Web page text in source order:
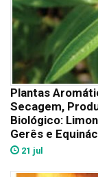
Plantas
Secagem,
Biológico:
Gerês e
21 jul